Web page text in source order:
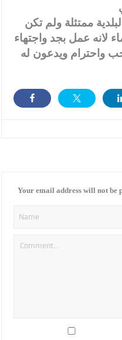
ممتئلة ولم تكن
لانه عمل بجد واجتهاء
واحترام ويدعون له
Your email address will not be